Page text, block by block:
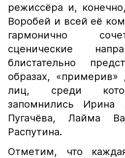
режиссёра и,
Воробей и всей её
гармонично
сценические
блистательно
образах,
лиц, среди
запомнились Ирина
Пугачёва, Лайма
Распутина.
Отметим, что